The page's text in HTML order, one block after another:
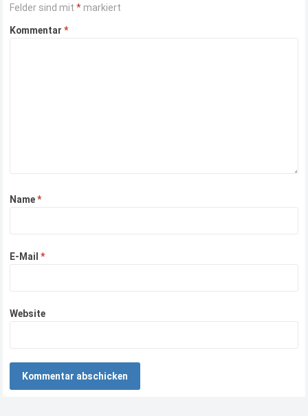
Felder sind mit* markiert
Kommentar*
Name*
E-Mail*
Website